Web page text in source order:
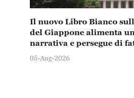
Il nuovo Libro Bianco
del Giappone alimenta
narrativa e persegue di
rafforzamento militare
05-Aug-2026